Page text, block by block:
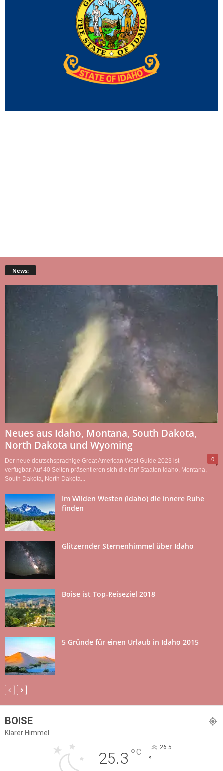
News:
Neues aus Idaho, Montana, South Dakota,
North Dakota und Wyoming
0
Der neue deutschsprachige Great American West Guide 2023 ist
verfügbar. Auf 40 Seiten präsentieren sich die fünf Staaten Idaho, Montana,
South Dakota, North Dakota...
Im Wilden Westen (Idaho) die innere Ruhe
finden
Glitzernder Sternenhimmel über Idaho
Boise ist Top-Reiseziel 2018
5 Gründe für einen Urlaub in Idaho 2015
BOISE
Klarer Himmel
25.3 °C 26.5
°